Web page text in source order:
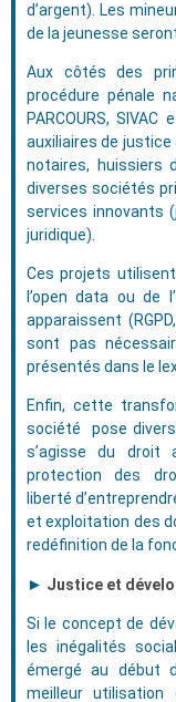
d’argent). Les
de la jeunesse
Aux côtés des
procédure pénale
PARCOURS,
auxiliaires de
notaires, huissiers
diverses sociétés
services innovants
juridique).
Ces projets
l’open data ou de
apparaissent
sont pas
présentés dans le
Enfin, cette
société pose
s’agisse du droit
protection des
liberté
et exploitation des
redéfinition de la
► Justice et
Si le concept de
les inégalités
émergé au début
meilleur utilisation